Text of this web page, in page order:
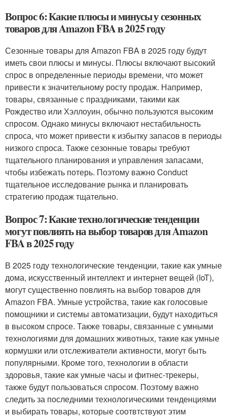
Вопрос 6: Какие плюсы и минусы у сезонных
товаров для Amazon FBA в 2025 году
Сезонные товары для Amazon FBA в 2025 году будут
иметь свои плюсы и минусы. Плюсы включают высокий
спрос в определенные периоды времени, что может
привести к значительному росту продаж. Например,
товары, связанные с праздниками, такими как
Рождество или Хэллоуин, обычно пользуются высоким
спросом. Однако минусы включают нестабильность
спроса, что может привести к избытку запасов в периоды
низкого спроса. Также сезонные товары требуют
тщательного планирования и управления запасами,
чтобы избежать потерь. Поэтому важно Conduct
тщательное исследование рынка и планировать
стратегию продаж тщательно.
Вопрос 7: Какие технологические тенденции
могут повлиять на выбор товаров для Amazon
FBA в 2025 году
В 2025 году технологические тенденции, такие как умные
дома, искусственный интеллект и интернет вещей (IoT),
могут существенно повлиять на выбор товаров для
Amazon FBA. Умные устройства, такие как голосовые
помощники и системы автоматизации, будут находиться
в высоком спросе. Также товары, связанные с умными
технологиями для домашних животных, такие как умные
кормушки или отслеживатели активности, могут быть
популярными. Кроме того, технологии в области
здоровья, такие как умные часы и фитнес-трекеры,
также будут пользоваться спросом. Поэтому важно
следить за последними технологическими тенденциями
и выбирать товары, которые соотвтствуют этим